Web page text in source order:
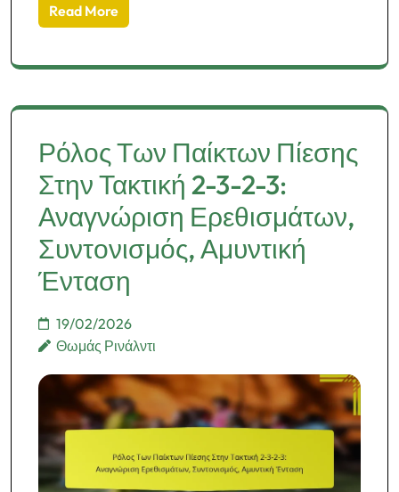
Read More
Ρόλος Των Παίκτων Πίεσης
Στην Τακτική 2-3-2-3:
Αναγνώριση Ερεθισμάτων,
Συντονισμός, Αμυντική
Ένταση
19/02/2026
Θωμάς Ρινάλντι